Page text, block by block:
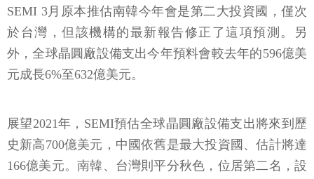
SEMI 3月原本推估南韓今年會是第二大投資國，僅次
於台灣，但該機構的最新報告修正了這項預測。另
外，全球晶圓廠設備支出今年預料會較去年的596億美
元成長6%至632億美元。
展望2021年，SEMI預估全球晶圓廠設備支出將來到歷
史新高700億美元，中國依舊是最大投資國、估計將達
166億美元。南韓、台灣則平分秋色，位居第二名，設